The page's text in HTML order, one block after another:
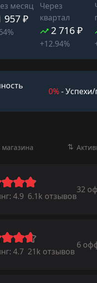
месяц
957 ₽
Через
квартал
2 716 ₽
+12.94%
0%-
магазина
4.9 6.1k отзывов
32
4.7 21k отзывов
6